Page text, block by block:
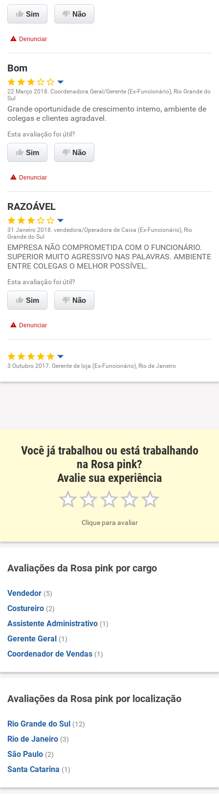
Conciliação com a vida familiar
Sim Não
Denunciar
Bom
Conciliação com a vida familiar
Benefícios
Recomenda esta empresa
22 Março 2018. Coordenadora Geral/Gerente (Ex-Funcionário), Rio Grande do
Sul
Grande oportunidade de crescimento interno, ambiente de
colegas e clientes agradavel.
Esta avaliação foi útil?
Sim Não
Denunciar
RAZOÁVEL
Oportunidade de promoção
Ambiente de trabalho
Conciliação com a vida familiar
Não recomenda esta empresa
Não recomenda a diretoria
31 Janeiro 2018. vendedora/Operadora de Caixa (Ex-Funcionário), Rio
Grande do Sul
EMPRESA NÃO COMPROMETIDA COM O FUNCIONÁRIO.
SUPERIOR MUITO AGRESSIVO NAS PALAVRAS. AMBIENTE
ENTRE COLEGAS O MELHOR POSSÍVEL.
Esta avaliação foi útil?
Sim Não
Denunciar
Benefícios
Recomenda esta empresa
3 Outubro 2017. Gerente de loja (Ex-Funcionário), Rio de Janeiro
Você já trabalhou ou está trabalhando
na Rosa pink?
Avalie sua experiência
Clique para avaliar
Avaliações da Rosa pink por cargo
Vendedor (5)
Costureiro (2)
Assistente Administrativo (1)
Gerente Geral (1)
Coordenador de Vendas (1)
Avaliações da Rosa pink por localização
Rio Grande do Sul (12)
Rio de Janeiro (3)
São Paulo (2)
Santa Catarina (1)